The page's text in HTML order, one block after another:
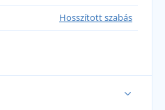
Hosszított szabás